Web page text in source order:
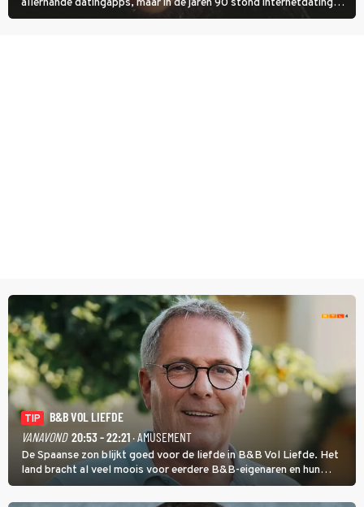
nog in de kinderschoenen. In de film You've Got Mail zie je dat
TIP
B&B VOL LIEFDE
VANAVOND 20:53 - 22:21· AMUSEMENT
De Spaanse zon blijkt goed voor de liefde in B&B Vol Liefde. Het
land bracht al veel moois voor eerdere B&B-eigenaren en hun
partners. Ook Paul runt zijn gastenverblijf in Spanje. De 62-jarige
weduwnaar stuurt aan op een nieuw hoofdstuk.